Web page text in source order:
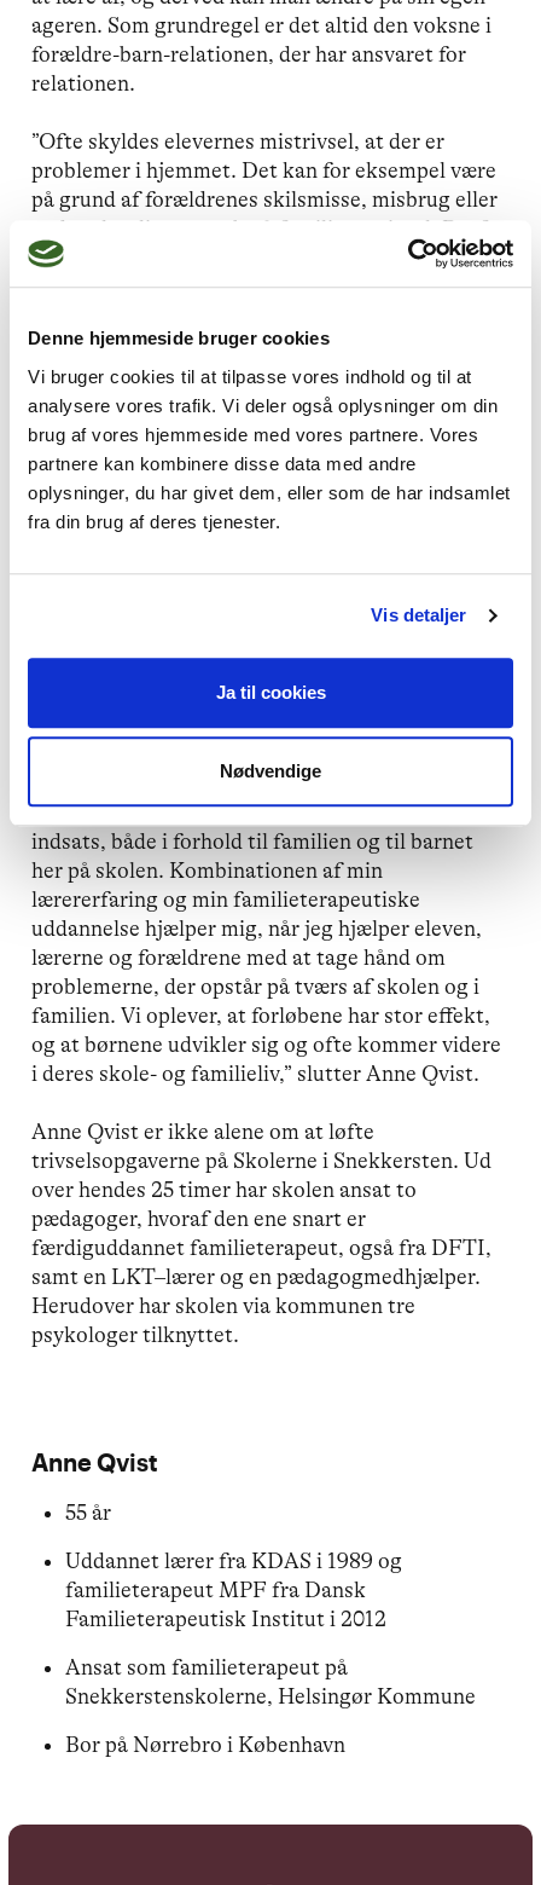
Denne hjemmeside bruger cookies
Vi bruger cookies til at tilpasse vores indhold og til at
analysere vores trafik. Vi deler også oplysninger om din
brug af vores hjemmeside med vores partnere. Vores
partnere kan kombinere disse data med andre
oplysninger, du har givet dem, eller som de har indsamlet
fra din brug af deres tjenester.
Vis detaljer
Ja til cookies
Nødvendige
ageren. Som grundregel er det altid den voksne i
forældre-barn-relationen, der har ansvaret for
relationen.
”Ofte skyldes elevernes mistrivsel, at der er
problemer i hjemmet. Det kan for eksempel være
på grund af forældrenes skilsmisse, misbrug eller
andre alvorlige angreb på familiens trivsel. Derfor
er det rigtig vigtigt at inddrage forældrene i
forløbet,” siger Anne Qvist.
Kender lærernes vilkår
Ud over sin 4-årige psykoterapeutuddannelse er
Anne Qvist uddannet lærer og har igennem årene
arbejdet som klasselærer, afdelingsleder og
ungdomsskole og på en lilleskole. Derfor kender
hun skolesystemet og ved, hvor vigtigt det er at
”Mistrivsel kan hæmme eleven både fagligt og
socialt, og i værste fald risikerer man, at barnet
folkeskolen også inkludere elever med særlige
behov, og det kræver en helt særlig nænsom
indsats, både i forhold til familien og til barnet
her på skolen. Kombinationen af min
lærererfaring og min familieterapeutiske
uddannelse hjælper mig, når jeg hjælper eleven,
lærerne og forældrene med at tage hånd om
problemerne, der opstår på tværs af skolen og i
familien. Vi oplever, at forløbene har stor effekt,
og at børnene udvikler sig og ofte kommer videre
i deres skole- og familieliv,” slutter Anne Qvist.
Anne Qvist er ikke alene om at løfte
trivselsopgaverne på Skolerne i Snekkersten. Ud
over hendes 25 timer har skolen ansat to
pædagoger, hvoraf den ene snart er
færdiguddannet familieterapeut, også fra DFTI,
samt en LKT–lærer og en pædagogmedhjælper.
Herudover har skolen via kommunen tre
psykologer tilknyttet.
Anne Qvist
55 år
Uddannet lærer fra KDAS i 1989 og
familieterapeut MPF fra Dansk
Familieterapeutisk Institut i 2012
Ansat som familieterapeut på
Snekkerstenskolerne, Helsingør Kommune
Bor på Nørrebro i København